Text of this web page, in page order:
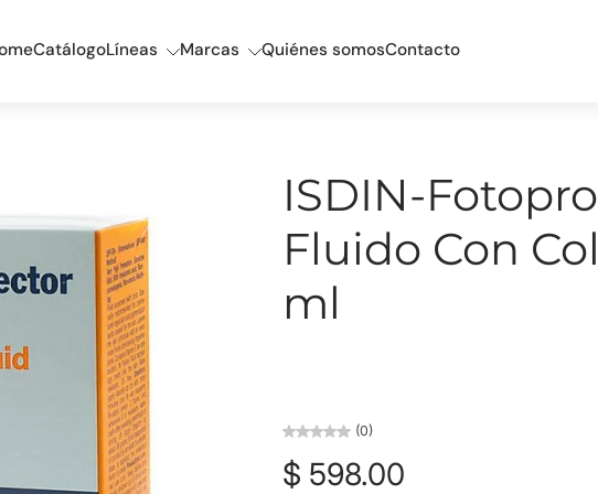
CatálogoLíneas Marcas Quiénes somosContacto
ISDIN-
Fluido Con
ml
(0)
$ 598.00